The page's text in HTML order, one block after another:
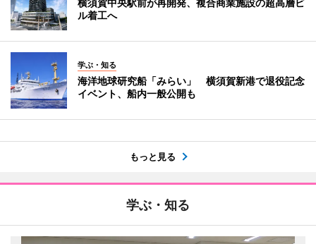
横須賀中央駅前が再開発、複合商業施設の超高層ビ
ル着工へ
学ぶ・知る
海洋地球研究船「みらい」 横須賀新港で退役記念
イベント、船内一般公開も
もっと見る
学ぶ・知る